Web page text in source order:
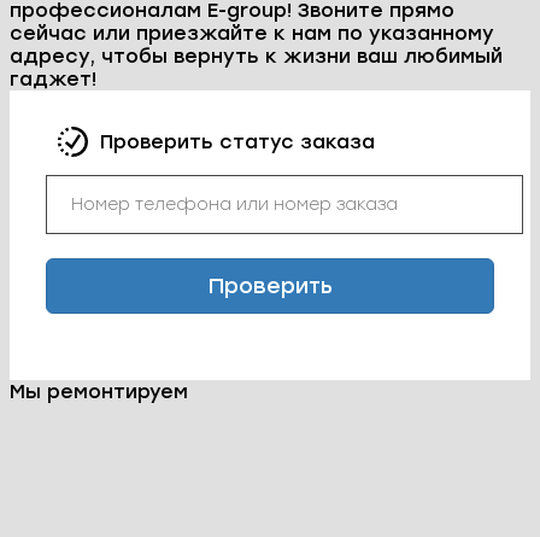
2. Согласование стоимости и времени
выполнения работ.
После диагностики мы согласовываем с вами
быстро и качественно, чтобы вы могли как
можно скорее получить свой телефон обратно.
3. Ремонт телефона.
Мы можем помочь вам в решении таких
проблем, как замена дисплея, аккумулятора,
кнопок, ремонт разбитого корпуса, устранение
программных сбоев телефона Huawei P50 Pro и
только оригинальных компонентов.